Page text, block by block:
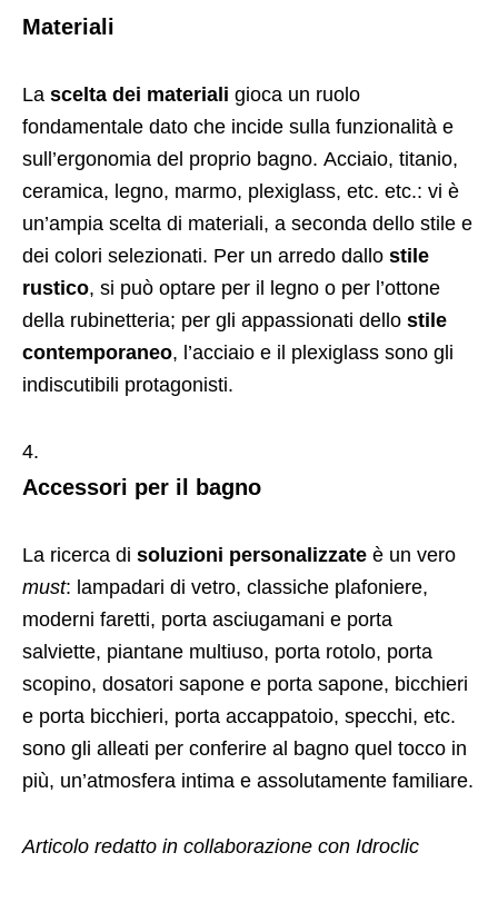
Materiali
La scelta dei materiali gioca un ruolo
fondamentale dato che incide sulla funzionalità e
sull’ergonomia del proprio bagno. Acciaio, titanio,
ceramica, legno, marmo, plexiglass, etc. etc.: vi è
un’ampia scelta di materiali, a seconda dello stile e
dei colori selezionati. Per un arredo dallo stile
rustico, si può optare per il legno o per l’ottone
della rubinetteria; per gli appassionati dello stile
contemporaneo, l’acciaio e il plexiglass sono gli
indiscutibili protagonisti.
Accessori per il bagno
La ricerca di soluzioni personalizzate è un vero
must: lampadari di vetro, classiche plafoniere,
moderni faretti, porta asciugamani e porta
salviette, piantane multiuso, porta rotolo, porta
scopino, dosatori sapone e porta sapone, bicchieri
e porta bicchieri, porta accappatoio, specchi, etc.
sono gli alleati per conferire al bagno quel tocco in
più, un’atmosfera intima e assolutamente familiare.
Articolo redatto in collaborazione con Idroclic